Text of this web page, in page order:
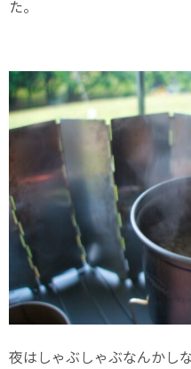
た。
夜はしゃぶしゃぶなんかし